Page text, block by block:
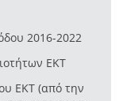
2016-2022
ΕΚΤ
ΕΚΤ (από την